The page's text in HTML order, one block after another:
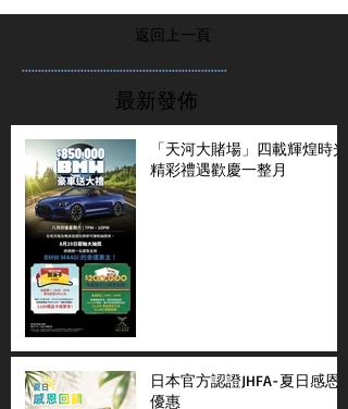
返回上一頁
...............................................................
最新發佈
「天河大賭場」四載輝煌時光
精彩禮遇歡慶一整月
日本官方認證JHFA-夏日感恩
優惠